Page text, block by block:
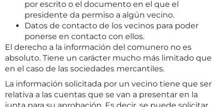
por escrito o el documento en el que el
presidente da permiso a algún vecino.
Datos de contacto de los vecinos para poder
ponerse en contacto con ellos.
El derecho a la información del comunero no es
absoluto. Tiene un carácter mucho más limitado que
en el caso de las sociedades mercantiles.
La información solicitada por un vecino tiene que ser
relativa a las cuentas que se van a presentar en la